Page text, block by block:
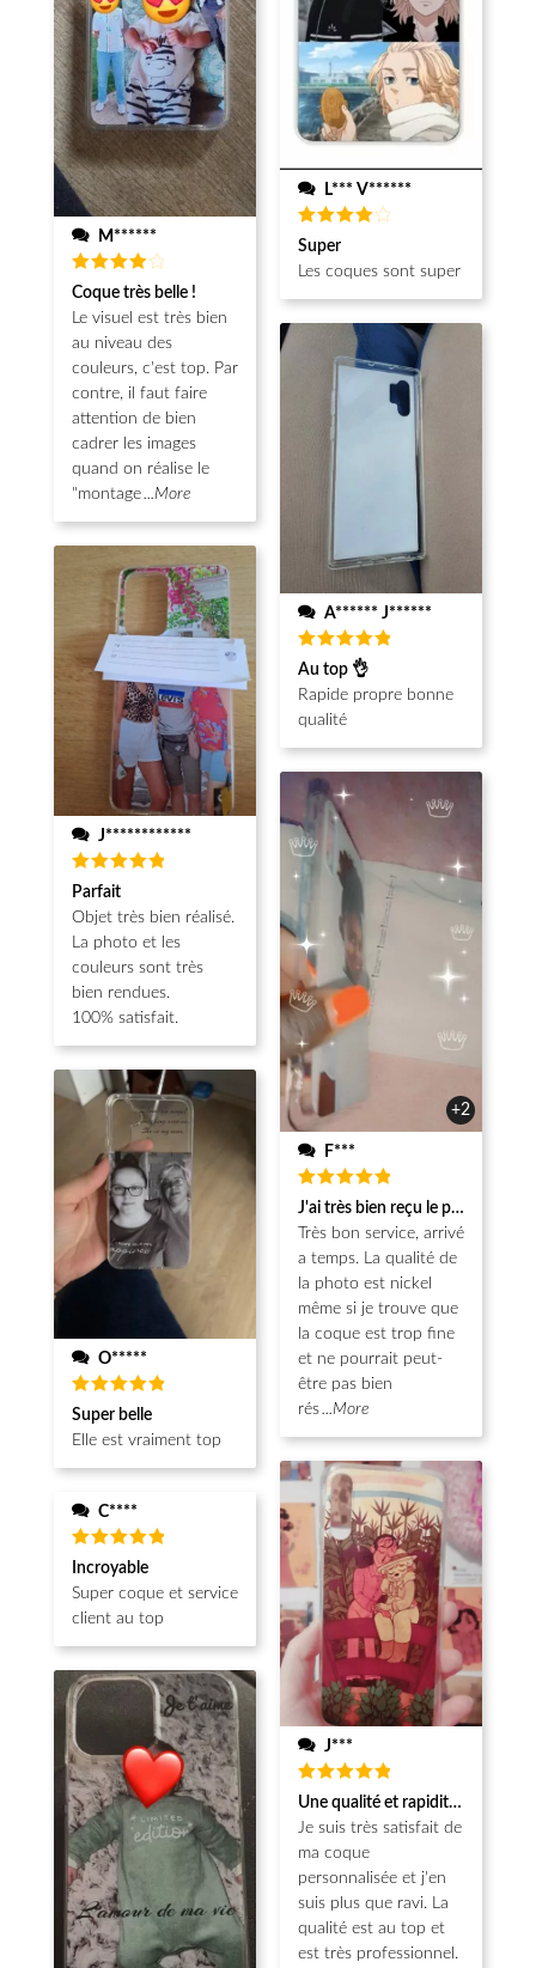
M******
Note4
sur 5
Coque très belle !
Le visuel est très bien
au niveau des
couleurs, c'est top. Par
contre, il faut faire
attention de bien
cadrer les images
quand on réalise le
"montage...More
J************
Note5
sur 5
Parfait
Objet très bien réalisé.
La photo et les
couleurs sont très
bien rendues.
100% satisfait.
O*****
Note 5
sur 5
Super belle
Elle est vraiment top
C****
Note5
sur 5
Incroyable
Super coque et service
client au top
L*** V******
Note
sur 5
Super
Les coques sont super
A****** J******
Note5
sur 5
Au top 👌
Rapide propre bonne
qualité
+2
F***
Note5
sur 5
J'ai très bien reçu le produit.
Très bon service, arrivé
a temps. La qualité de
la photo est nickel
même si je trouve que
la coque est trop fine
et ne pourrait peut-
être pas bien
rés...More
J***
Note5
sur 5
Une qualité et rapidité au top!
Je suis très satisfait de
ma coque
personnalisée et j'en
suis plus que ravi. La
qualité est au top et
est très professionnel.